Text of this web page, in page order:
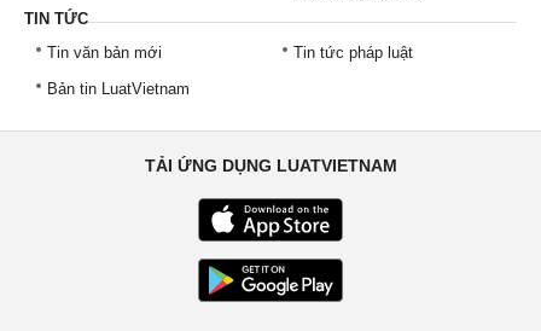
TIN TỨC
Tin văn bản mới
Bản tin LuatVietnam
Tin tức pháp luật
TẢI ỨNG DỤNG LUATVIETNAM